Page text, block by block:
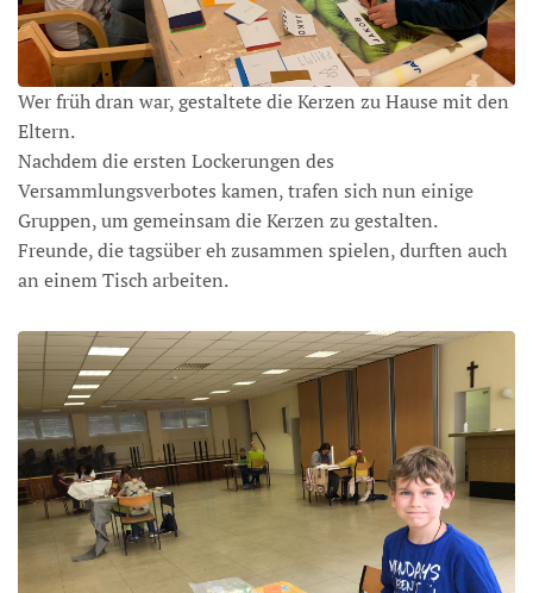
Wer früh dran war, gestaltete die Kerzen zu Hause mit den
Eltern.
Nachdem die ersten Lockerungen des
Versammlungsverbotes kamen, trafen sich nun einige
Gruppen, um gemeinsam die Kerzen zu gestalten.
Freunde, die tagsüber eh zusammen spielen, durften auch
an einem Tisch arbeiten.